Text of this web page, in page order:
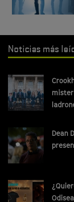
Noticias más
Dean